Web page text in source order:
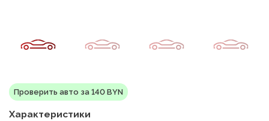
Проверить авто за 140 BYN
Характеристики